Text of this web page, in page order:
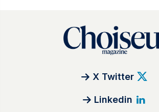
X Twitter
Linkedin